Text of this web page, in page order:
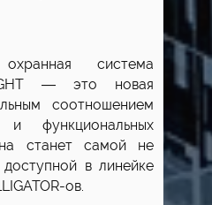
система
— это новая
соотношением
функциональных
станет самой не
в линейке
ов.